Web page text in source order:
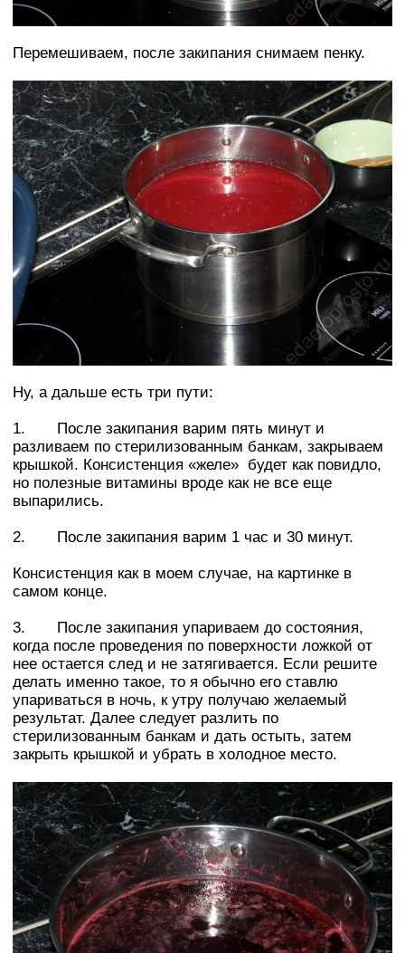
Перемешиваем, после закипания снимаем пенку.
Ну, а дальше есть три пути:
1. После закипания варим пять минут и
разливаем по стерилизованным банкам, закрываем
крышкой. Консистенция «желе» будет как повидло,
но полезные витамины вроде как не все еще
выпарились.
2. После закипания варим 1 час и 30 минут.
Консистенция как в моем случае, на картинке в
самом конце.
3. После закипания упариваем до состояния,
когда после проведения по поверхности ложкой от
нее остается след и не затягивается. Если решите
делать именно такое, то я обычно его ставлю
упариваться в ночь, к утру получаю желаемый
результат. Далее следует разлить по
стерилизованным банкам и дать остыть, затем
закрыть крышкой и убрать в холодное место.